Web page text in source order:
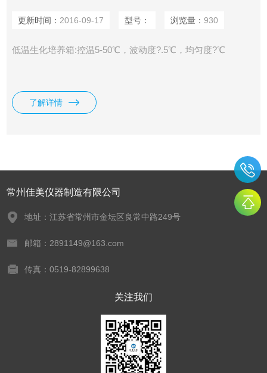
更新时间： 2016-09-17 型号： 浏览量： 930
低温生化培养箱:控温5-50℃，波动度?.5℃，均匀度?℃
了解详情
常州佳美仪器制造有限公司
地址：江苏省常州市金坛区良常中路249号
邮箱：2891149@163.com
传真：0519-82899638
关注我们